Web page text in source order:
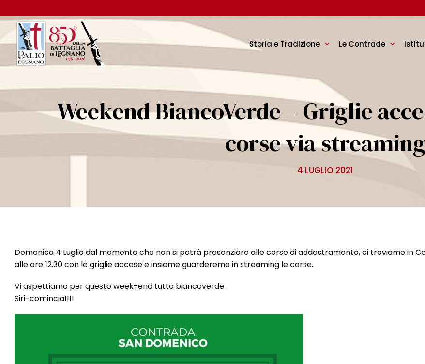
Storia e Tradizione Le Contrade
Weekend BiancoVerde – Griglie
corse via streaming
4 LUGLIO 2021
Domenica 4 Luglio dal momento che non si potrà presenziare alle corse di addestramento, ci troviamo in
alle ore 12.30 con le griglie accese e insieme guarderemo in streaming le corse.
Vi aspettiamo per questo week-end tutto biancoverde.
Siri-comincia!!!!